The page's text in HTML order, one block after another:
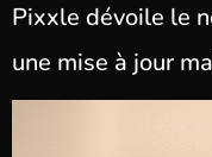
Pixxle dévoile le
une mise à jour